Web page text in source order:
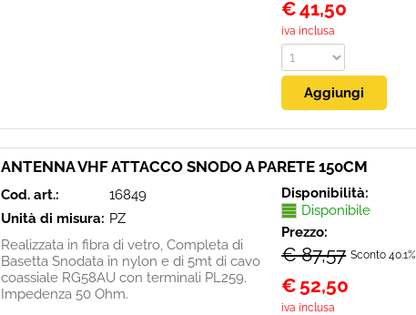
€41,50
iva inclusa
ANTENNA VHF ATTACCO SNODO A PARETE 150CM
Cod. art.:
16849
Unità di misura: PZ
Realizzata in fibra di vetro, Completa di
Basetta Snodata in nylon e di 5mt di cavo
coassiale RG58AU con terminali PL259.
Impedenza 50 Ohm.
Disponibilità:
Disponibile
Prezzo:
€ 87,57 Sconto 40.1%
€ 52,50
iva inclusa